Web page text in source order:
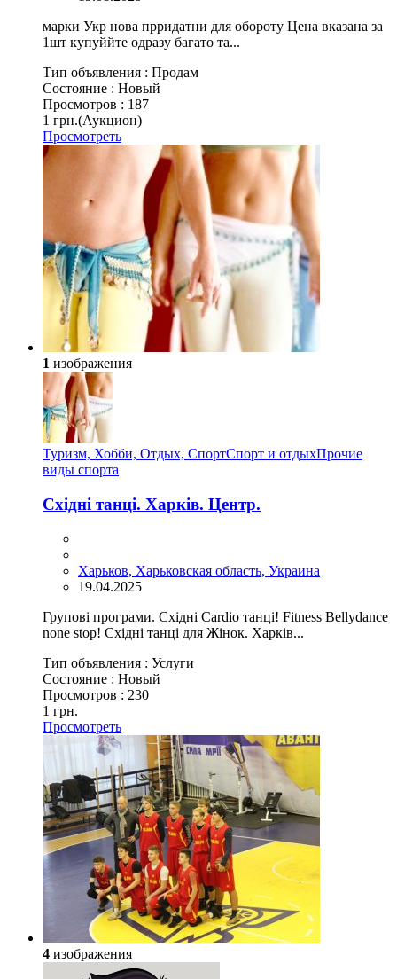
марки Укр нова прридатни для обороту Цена вказана за
1шт купуййте одразу багато та...
Тип объявления : Продам
Состояние : Новый
Просмотров : 187
1 грн.(Аукцион)
Просмотреть
1 изображения
Туризм, Хобби, Отдых, СпортСпорт и отдыхПрочие
виды спорта
Східні танці. Харків. Центр.
Харьков, Харьковская область, Украина
19.04.2025
Групові програми. Східні Cardio танці! Fitness Bellydance
none stop! Східні танці для Жінок. Харків...
Тип объявления : Услуги
Состояние : Новый
Просмотров : 230
1 грн.
Просмотреть
4 изображения